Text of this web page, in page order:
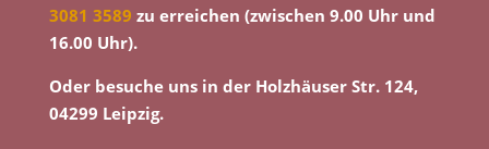
3081 3589 zu erreichen (zwischen 9.00 Uhr und
16.00 Uhr).
Oder besuche uns in der Holzhäuser Str. 124,
04299 Leipzig.